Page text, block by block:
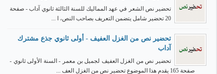
تحضير نص الشعر في عهد المماليك للسنة الثالثة ثانوي آداب - صفحة
20 تحضير شامل يتضمن التعريف بصاحب النص، ا ...
تحضير نص من الغزل العفيف - أولى ثانوي جذع مشترك
آداب
تحضير نص من الغزل العفيف لجميل بن معمر - السنة الأولى ثانوي -
صفحة 165 يقدم هذا الموضوع تحضير نص من الغزل العف ...